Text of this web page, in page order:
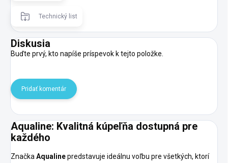
Technický list
Diskusia
Buďte prvý, kto napíše príspevok k tejto položke.
Pridať komentár
Aqualine: Kvalitná kúpeľňa dostupná pre
každého
ZnačkaAqualinepredstavuje ideálnu voľbu pre všetkých, ktorí